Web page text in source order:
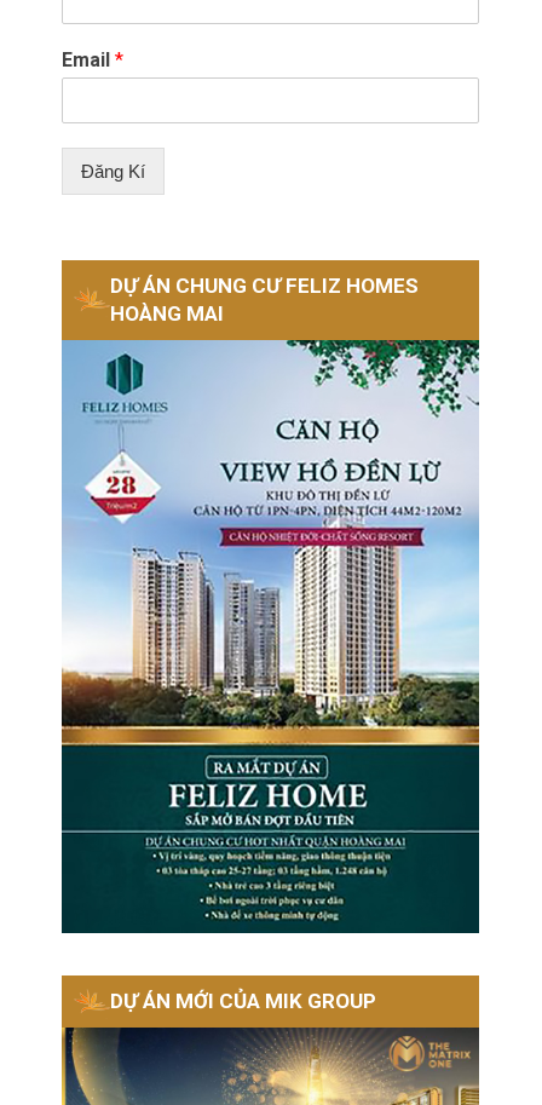
Email*
Đăng Kí
DỰ ÁN CHUNG CƯ FELIZ HOMES
HOÀNG MAI
DỰ ÁN MỚI CỦA MIK GROUP